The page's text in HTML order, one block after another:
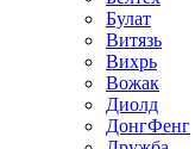
Булат
Витязь
Вихрь
Вожак
Диолд
ДонгФенг